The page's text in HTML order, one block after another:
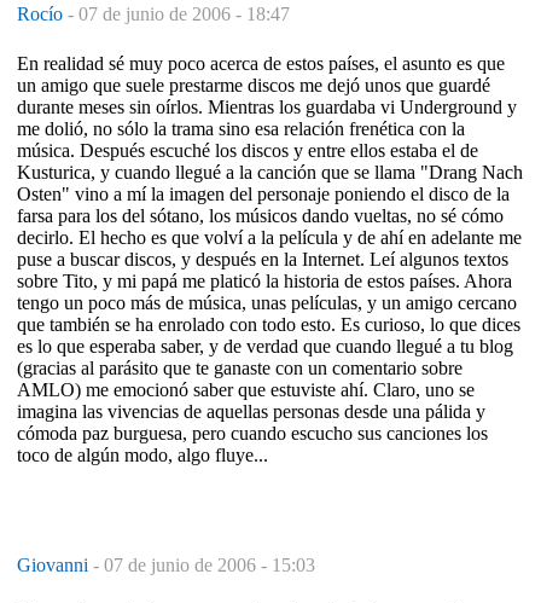
Rocío - 07 de junio de 2006 - 18:47
En realidad sé muy poco acerca de estos países, el asunto es que
un amigo que suele prestarme discos me dejó unos que guardé
durante meses sin oírlos. Mientras los guardaba vi Underground y
me dolió, no sólo la trama sino esa relación frenética con la
música. Después escuché los discos y entre ellos estaba el de
Kusturica, y cuando llegué a la canción que se llama "Drang Nach
Osten" vino a mí la imagen del personaje poniendo el disco de la
farsa para los del sótano, los músicos dando vueltas, no sé cómo
decirlo. El hecho es que volví a la película y de ahí en adelante me
puse a buscar discos, y después en la Internet. Leí algunos textos
sobre Tito, y mi papá me platicó la historia de estos países. Ahora
tengo un poco más de música, unas películas, y un amigo cercano
que también se ha enrolado con todo esto. Es curioso, lo que dices
es lo que esperaba saber, y de verdad que cuando llegué a tu blog
(gracias al parásito que te ganaste con un comentario sobre
AMLO) me emocionó saber que estuviste ahí. Claro, uno se
imagina las vivencias de aquellas personas desde una pálida y
cómoda paz burguesa, pero cuando escucho sus canciones los
toco de algún modo, algo fluye...
Giovanni - 07 de junio de 2006 - 15:03